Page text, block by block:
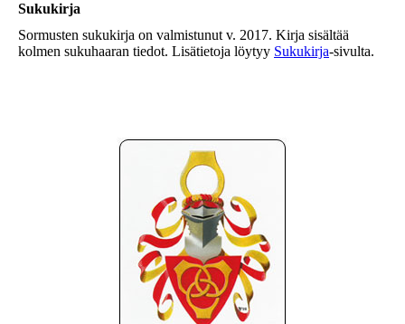
Sukukirja
Sormusten sukukirja on valmistunut v. 2017. Kirja sisältää
kolmen sukuhaaran tiedot. Lisätietoja löytyy Sukukirja-sivulta.